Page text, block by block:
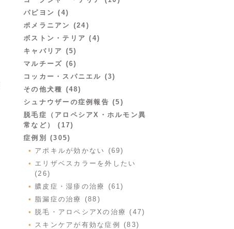
パピヨン (4)
ポメラニアン (24)
ボストン・テリア (4)
キャバリア (5)
マルチーズ (6)
コッカー・スパニエル (3)
その他犬種 (48)
シュナウザーの症例報告 (5)
脱毛症（アロペシアX・ホルモン異
常など） (17)
症例別 (305)
アポキルが効かない (69)
エリザベスカラーを外したい
(26)
膿皮症・湿疹の治療 (61)
脂漏症の治療 (88)
脱毛・アロペシアXの治療 (47)
スキンケアが有効な症例 (83)